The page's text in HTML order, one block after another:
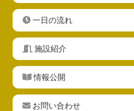
一日の流れ
施設紹介
情報公開
お問い合わせ